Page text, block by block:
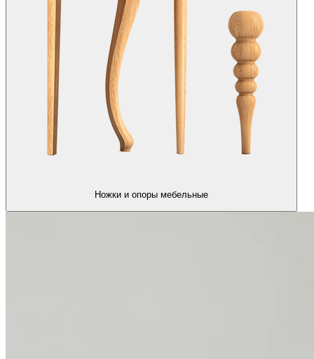
Ножки и опоры мебельные